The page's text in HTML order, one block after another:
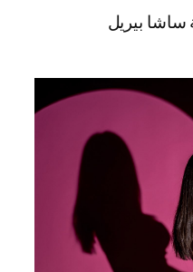
ساشا بيريل